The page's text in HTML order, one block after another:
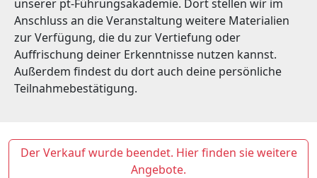
unserer pt-Führungsakademie. Dort stellen wir im
Anschluss an die Veranstaltung weitere Materialien
zur Verfügung, die du zur Vertiefung oder
Auffrischung deiner Erkenntnisse nutzen kannst.
Außerdem findest du dort auch deine persönliche
Teilnahmebestätigung.
Der Verkauf wurde beendet. Hier finden sie weitere
Angebote.